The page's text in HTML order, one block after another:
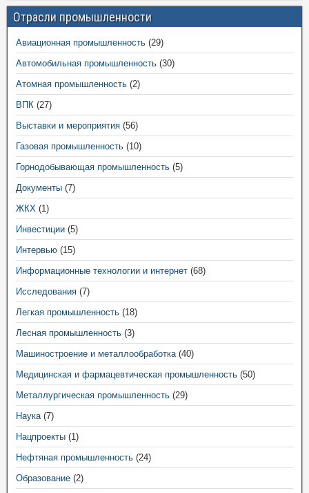
Отрасли промышленности
Авиационная промышленность (29)
Автомобильная промышленность (30)
Атомная промышленность (2)
ВПК (27)
Выставки и мероприятия (56)
Газовая промышленность (10)
Горнодобывающая промышленность (5)
Документы (7)
ЖКХ (1)
Инвестиции (5)
Интервью (15)
Информационные технологии и интернет (68)
Исследования (7)
Легкая промышленность (18)
Лесная промышленность (3)
Машиностроение и металлообработка(40)
Медицинская и фармацевтическая промышленность (50)
Металлургическая промышленность (29)
Наука(7)
Нацпроекты (1)
Нефтяная промышленность (24)
Образование (2)